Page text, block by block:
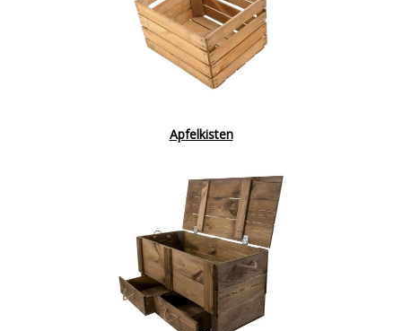
Apfelkisten